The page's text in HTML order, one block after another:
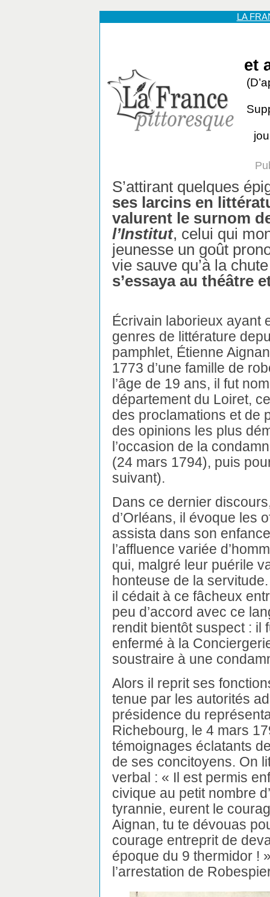
LA
et
S’attirant quelques
ses larcins en
valurent le surnom
l’Institut, celui qui
jeunesse un goût
vie sauve qu’à la
s’essaya au théâtre
Écrivain laborieux ayant
genres de littérature
pamphlet, Étienne
1773 d’une famille de
l’âge de 19 ans, il fut
département du Loiret,
des proclamations et de
des opinions les plus
l’occasion de la
(24 mars 1794), puis
suivant).
Dans ce dernier
d’Orléans, il évoque les
assista dans son
l’affluence variée
qui, malgré leur puérile
honteuse de la
il cédait à ce fâcheux
peu d’accord avec ce
rendit bientôt suspect : il
enfermé à la
soustraire à une
Alors il reprit ses
tenue par les autorités
présidence du
Richebourg, le 4 mars
témoignages éclatants
de ses concitoyens. On
verbal : « Il est permis
civique au petit nombre
tyrannie, eurent le
Aignan, tu te dévouas
courage entreprit de
époque du 9 thermidor !
l’arrestation de